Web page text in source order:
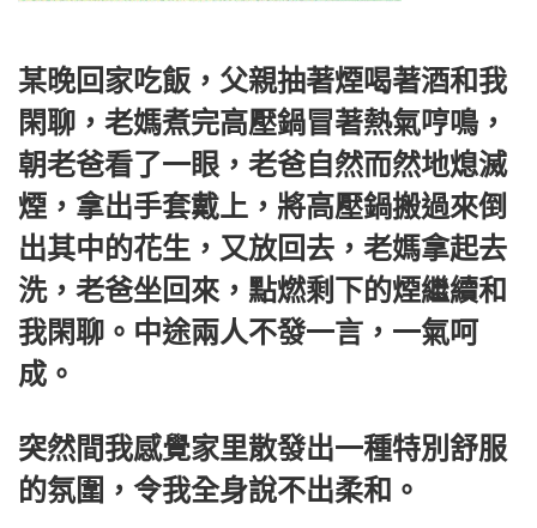
某晚回家吃飯，父親抽著煙喝著酒和我
閑聊，老媽煮完高壓鍋冒著熱氣哼鳴，
朝老爸看了一眼，老爸自然而然地熄滅
煙，拿出手套戴上，將高壓鍋搬過來倒
出其中的花生，又放回去，老媽拿起去
洗，老爸坐回來，點燃剩下的煙繼續和
我閑聊。中途兩人不發一言，一氣呵
成。
突然間我感覺家里散發出一種特別舒服
的氛圍，令我全身說不出柔和。